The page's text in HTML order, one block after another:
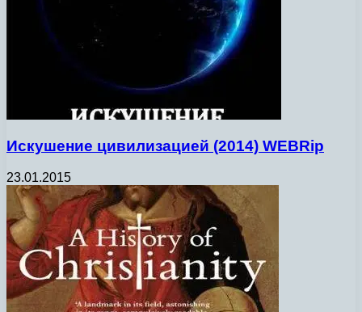
Искушение цивилизацией (2014) WEBRip
23.01.2015